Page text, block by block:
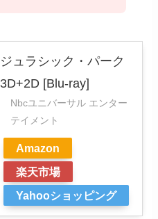
ジュラシック・パーク
3D+2D [Blu-ray]
Nbcユニバーサル エンター
テイメント
Amazon
楽天市場
Yahooショッピング